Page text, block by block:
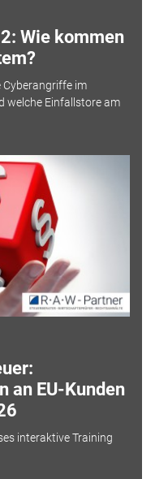
Wie kommen
Cyberangriffe im
welche Einfallstore am
an EU-Kunden
interaktive Training